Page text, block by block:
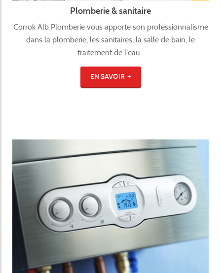
Plomberie & sanitaire
Corrok Alb Plomberie vous apporte son professionnalisme
dans la plomberie, les sanitaires, la salle de bain, le
traitement de l'eau...
EN SAVOIR